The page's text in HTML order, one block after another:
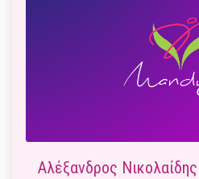
Αλέξανδρος